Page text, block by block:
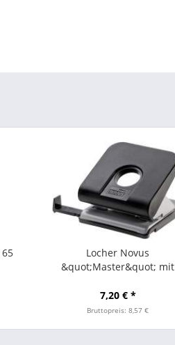
Locher Novus
&quot;Master&quot; mit
schwarz
7,20 € *
Bruttopreis: 8,57 €